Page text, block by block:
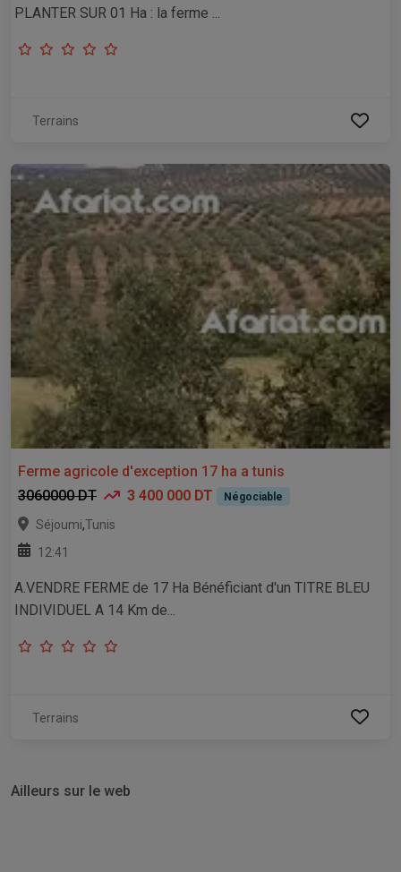
PLANTER SUR 01 Ha : la ferme ...
Terrains
Ferme agricole d'exception 17 ha a tunis
3060000 DT
3 400 000 DT Négociable
Séjoumi,Tunis
12:41
A.VENDRE FERME de 17 Ha Bénéficiant d'un TITRE BLEU
INDIVIDUEL A 14 Km de...
Terrains
Ailleurs sur le web